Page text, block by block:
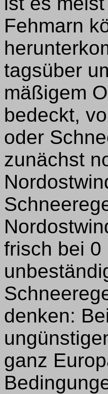
Fehmarn
tagsüber
mäßigem
bedeckt,
oder
zunächst
frisch bei 0
denken:
ganz